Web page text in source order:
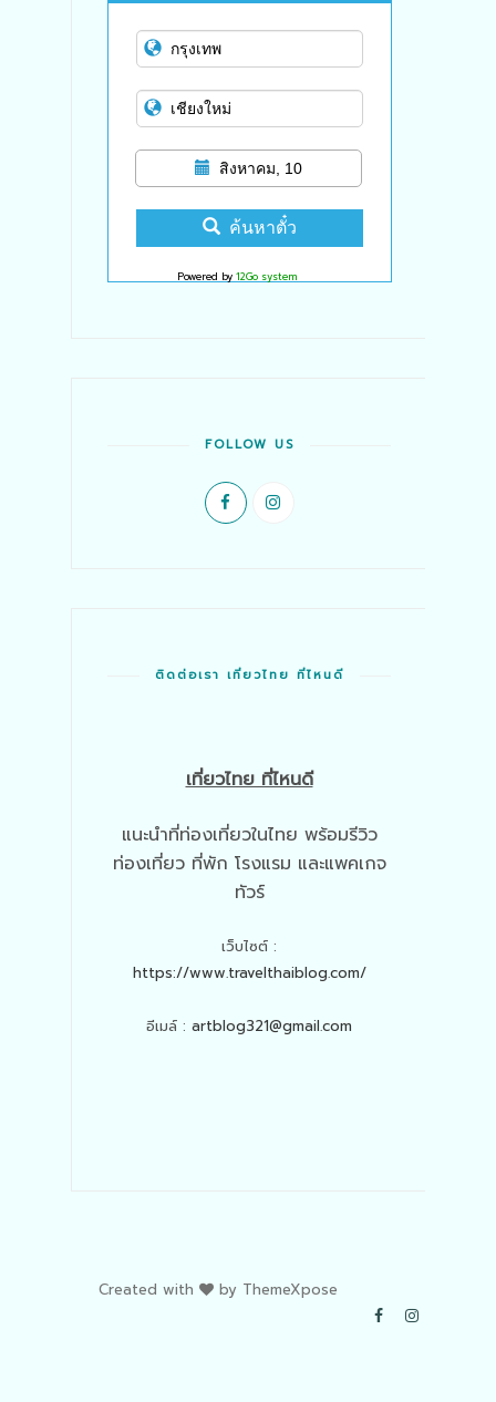
สิงหาคม, 10
ค้นหาตั๋ว
Powered by 12Go system
FOLLOW US
ติดต่อเรา เที่ยวไทย ที่ไหนดี
เที่ยวไทย ที่ไหนดี
แนะนำที่ท่องเที่ยวในไทย พร้อมรีวิว
ท่องเที่ยว ที่พัก โรงแรม และแพคเกจ
ทัวร์
เว็บไซต์ :
https://www.travelthaiblog.com/
อีเมล์ : artblog321@gmail.com
Created with by ThemeXpose